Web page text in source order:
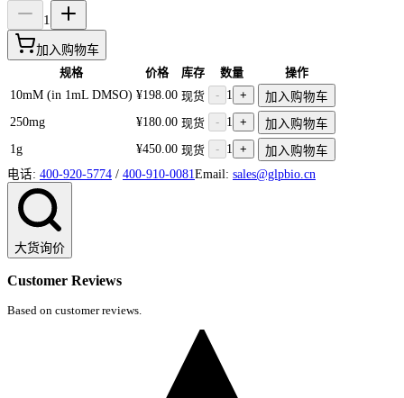
1
加入购物车
规格 价格 库存 数量
操作
10mM (in 1mL DMSO) ¥198.00 现货 - 1 +
加入购物车
250mg
¥180.00 现货 - 1 +
加入购物车
1g
¥450.00 现货 - 1 +
加入购物车
电话: 400-920-5774 / 400-910-0081 Email: sales@glpbio.cn
大货询价
Customer Reviews
Based on customer reviews.